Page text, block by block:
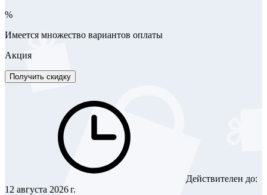
%
Имеется множество вариантов оплаты
Акция
Получить скидку
Действителен до:
12 августа 2026 г.